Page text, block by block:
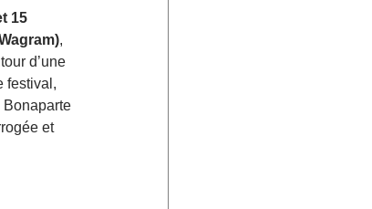
15
,
d’une
festival,
Bonaparte
et